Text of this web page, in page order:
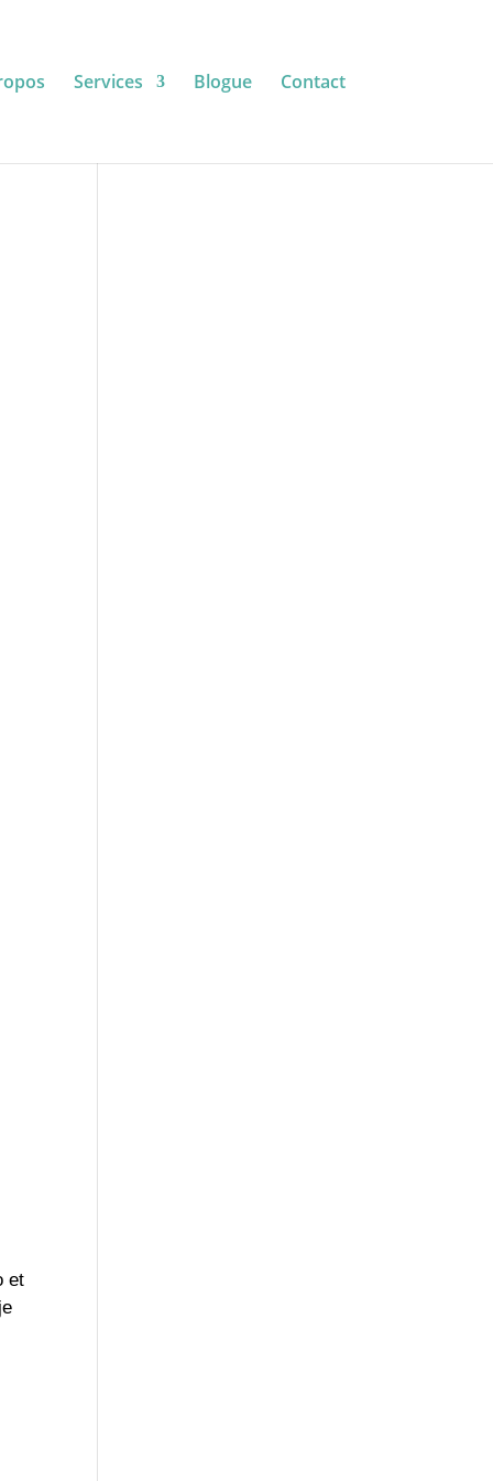
Services Blogue Contact
et